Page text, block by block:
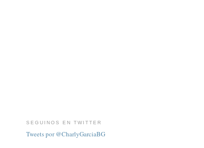
SEGUINOS EN TWITTER
Tweets por @CharlyGarciaBG